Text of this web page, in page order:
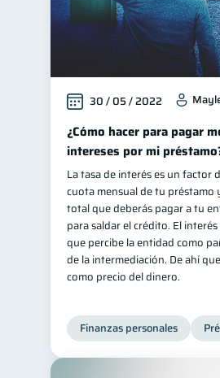
30 / 05 / 2022
¿Cómo hacer para pagar
intereses por mi
La tasa de interés es un factor
cuota mensual de tu préstamo
total que deberás pagar a tu
para saldar el crédito. El
que percibe la entidad como
de la intermediación. De ahí
como precio del dinero.
Finanzas personales